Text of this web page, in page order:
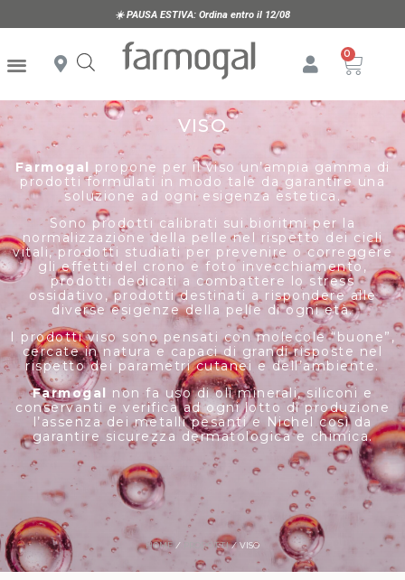
☀️PAUSA ESTIVA: Ordina entro il 12/08
VISO
Farmogal propone per il viso un’ampia gamma di
prodotti formulati in modo tale da garantire una
soluzione ad ogni esigenza estetica.
Sono prodotti calibrati sui bioritmi per la
normalizzazione della pelle nel rispetto dei cicli
vitali, prodotti studiati per prevenire o correggere
gli effetti del crono e foto invecchiamento,
prodotti dedicati a combattere lo stress
ossidativo, prodotti destinati a rispondere alle
diverse esigenze della pelle di ogni età.
I prodotti viso sono pensati con molecole “buone”,
cercate in natura e capaci di grandi risposte nel
rispetto dei parametri cutanei e dell’ambiente.
Farmogal non fa uso di oli minerali, siliconi e
conservanti e verifica ad ogni lotto di produzione
l’assenza dei metalli pesanti e Nichel così da
garantire sicurezza dermatologica e chimica.
HOME / PRODOTTI/ VISO